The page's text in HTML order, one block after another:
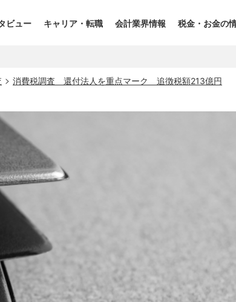
ビュー キャリア・転職 会計業界情報 税金・お金の
消費税調査 還付法人を重点マーク 追徴税額213億円